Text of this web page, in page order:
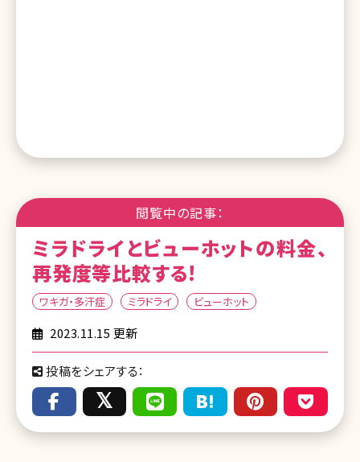
閲覧中の記事：
ミラドライとビューホットの料金、
再発度等比較する!
ワキガ・多汗症 ミラドライ ビューホット
2023.11.15 更新
投稿をシェアする：